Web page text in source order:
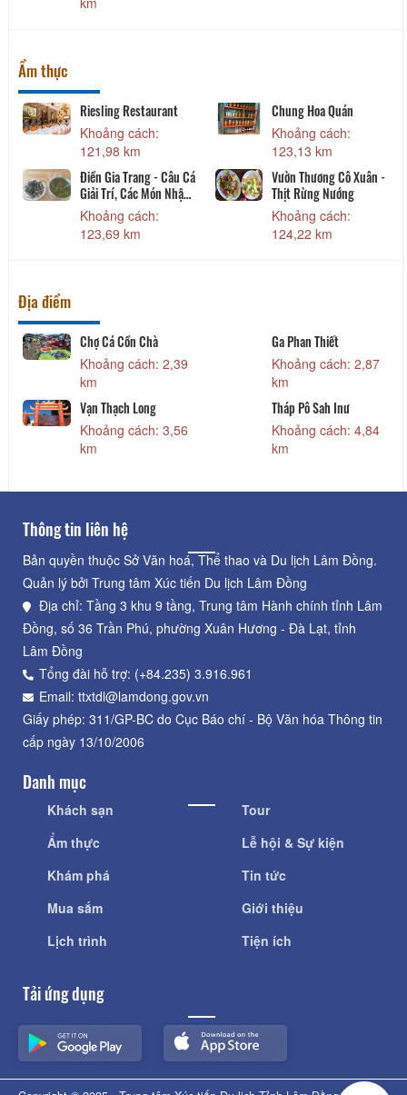
Ẩm thực
Hy
cách: 830
cách: 1,11
Nhà Hàng Deja Vu
Khoảng cách: 10,27
Nhà hàng
Khoảng
MỘT NẮNG Seafood
restaurant
Khoảng cách: 14,52
Lẩu dê Tài Ký
Khoảng
km
Địa điểm
Bình Thuận
cách: 1,56
Tự
cách: 1,81
Trường Dục Thanh
Khoảng cách: 1,85
Nhánh Bình
Chùa Ông Đình Làng
Thông tin liên hệ
Bản quyền thuộc Sở Văn hoá, Thể thao và Du lịch Lâm Đồng.
Quản lý bởi Trung tâm Xúc tiến Du lịch Lâm Đồng
Địa chỉ: Tầng 3 khu 9 tầng, Trung tâm Hành chính tỉnh Lâm
Đồng, số 36 Trần Phú, phường Xuân Hương - Đà Lạt, tỉnh
Lâm Đồng
Tổng đài hỗ trợ: (+84.235) 3.916.961
Email: ttxtdl@lamdong.gov.vn
Giấy phép: 311/GP-BC do Cục Báo chí - Bộ Văn hóa Thông tin
cấp ngày 13/10/2006
Danh mục
Khách sạn
Ẩm thực
Khám phá
Mua sắm
Lịch trình
Tour
Lễ hội & Sự kiện
Tin tức
Giới thiệu
Tiện ích
Tải ứng dụng